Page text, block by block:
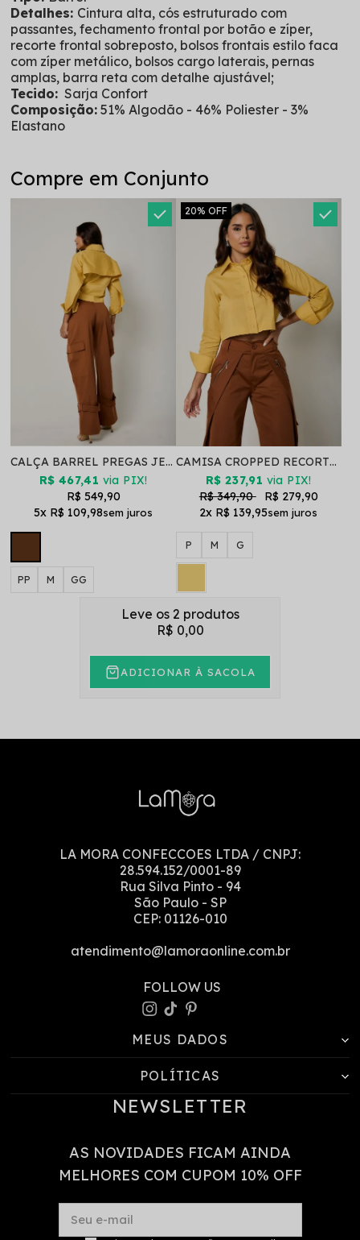
Detalhes: Cintura alta, cós estruturado com
passantes, fechamento frontal por botão e zíper,
recorte frontal sobreposto, bolsos frontais estilo faca
com zíper metálico, bolsos cargo laterais, pernas
amplas, barra reta com detalhe ajustável;
Tecido: Sarja Confort
Composição: 51% Algodão - 46% Poliester - 3%
Elastano
Compre em Conjunto
CALÇA BARREL PREGAS JENNY MARROM
R$ 467,41 via PIX!
R$ 549,90
5x R$ 109,98
PP M GG
20% OFF
CAMISA CROPPED RECORTE CELINE MOSTARDA
R$ 237,91 via PIX!
R$ 349,90
R$ 279,90
2x R$ 139,95
P M G
Leve os 2 produtos
R$ 0,00
ADICIONAR À SACOLA
LA MORA CONFECCOES LTDA / CNPJ:
28.594.152/0001-89
Rua Silva Pinto - 94
São Paulo - SP
CEP: 01126-010
atendimento@lamoraonline.com.br
MEUS DADOS
POLÍTICAS
NEWSLETTER
AS NOVIDADES FICAM AINDA
MELHORES COM CUPOM 10% OFF
Seu e-mail